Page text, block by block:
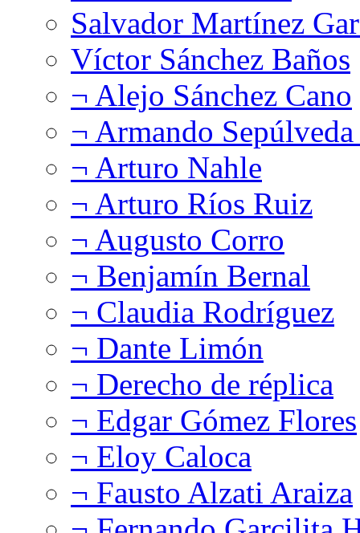
Salvador Martínez
Víctor Sánchez Baños
¬ Alejo Sánchez Cano
¬ Armando
¬ Arturo Nahle
¬ Arturo Ríos Ruiz
¬ Augusto Corro
¬ Benjamín Bernal
¬ Claudia Rodríguez
¬ Dante Limón
¬ Derecho de réplica
¬ Edgar Gómez Flores
¬ Eloy Caloca
¬ Fausto Alzati Araiza